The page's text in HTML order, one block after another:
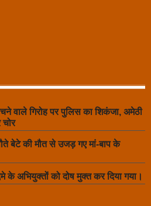
वाले गिरोह पर पुलिस का शिकंजा, अमेठी
बेटे की मौत से उजड़ गए मां-बाप के
के अभियुक्तों को दोष मुक्त कर दिया गया।